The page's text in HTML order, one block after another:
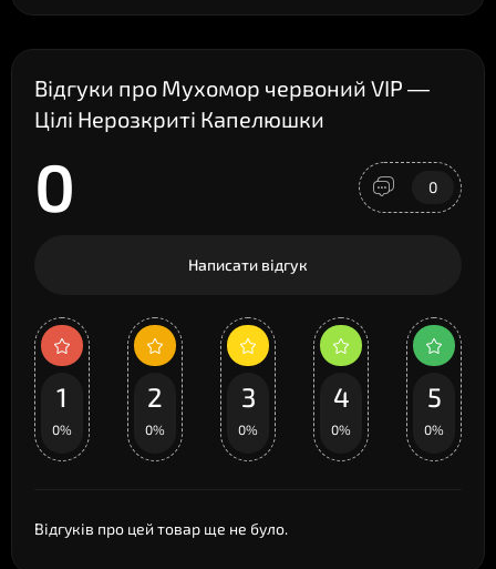
Відгуки про Мухомор червоний VIP —
Цілі Нерозкриті Капелюшки
0 0
Написати відгук
1
0%
2
0%
3
0%
4
0%
5
0%
Відгуків про цей товар ще не було.